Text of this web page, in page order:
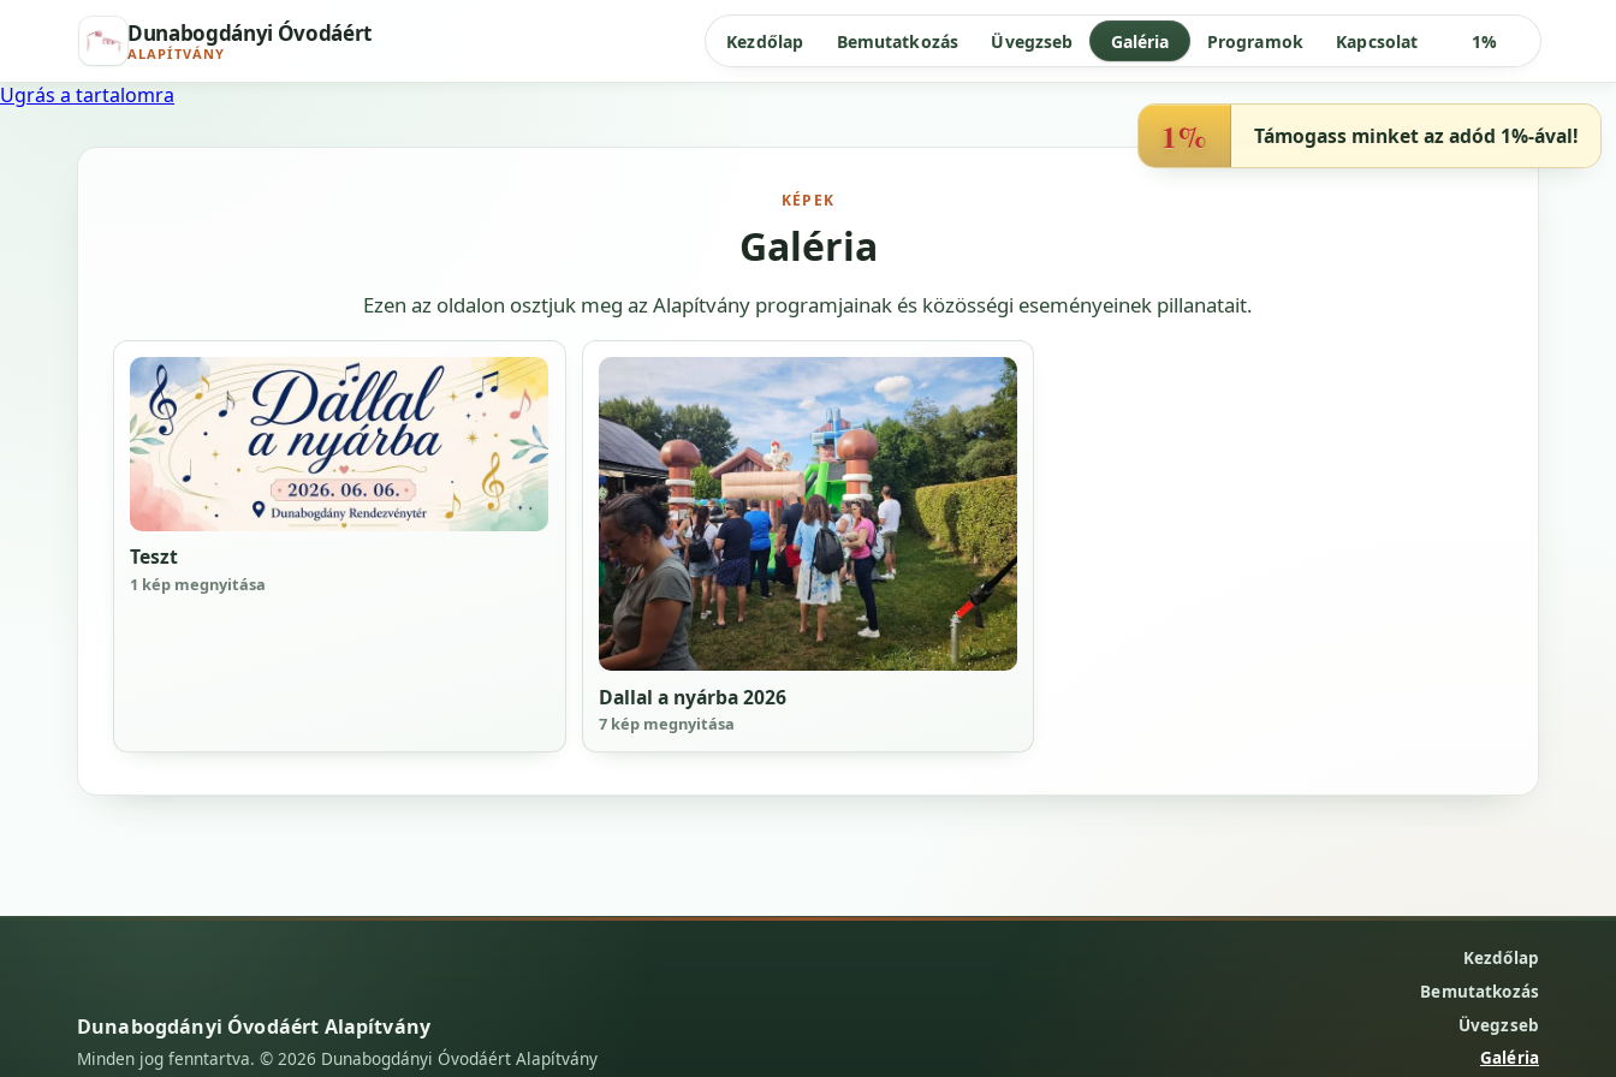
Ugrás a tartalomra
Dunabogdányi Óvodáért
ALAPÍTVÁNY
Kezdőlap Bemutatkozás Üvegzseb Galéria Programok Kapcsolat 1%
KÉPEK
Galéria
Ezen az oldalon osztjuk meg az Alapítvány programjainak és közösségi eseményeinek pillanatait.
Teszt
1 kép megnyitása
Dallal a nyárba 2026
7 kép megnyitása
1% Támogass minket az adód 1%-ával!
Dunabogdányi Óvodáért Alapítvány
Minden jog fenntartva. © 2026 Dunabogdányi Óvodáért Alapítvány
Kezdőlap
Bemutatkozás
Üvegzseb
Galéria